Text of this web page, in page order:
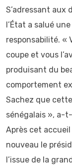
S’adressant aux
l’État a salué
responsabilité. «
coupe et vous
produisant du
comportement
Sachez que
sénégalais », a-
Après cet
nouveau le
l’issue de la